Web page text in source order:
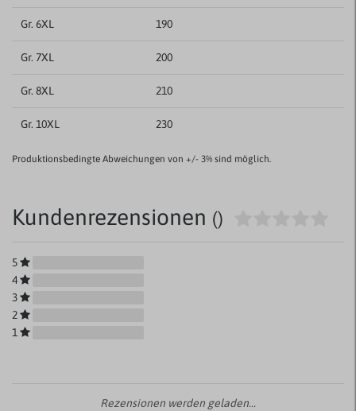
Gr. 6XL 190
Gr. 7XL 200
Gr. 8XL 210
Gr. 10XL 230
Produktionsbedingte Abweichungen von +/- 3% sind möglich.
Kundenrezensionen ()
5
4
3
2
1
Rezensionen werden geladen...